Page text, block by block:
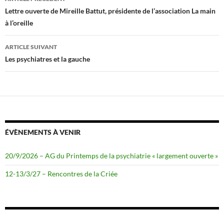
des
articles
Lettre ouverte de Mireille Battut, présidente de l’association La main
à l’oreille
ARTICLE SUIVANT
Les psychiatres et la gauche
ÉVÈNEMENTS À VENIR
20/9/2026 – AG du Printemps de la psychiatrie « largement ouverte »
12-13/3/27 – Rencontres de la Criée